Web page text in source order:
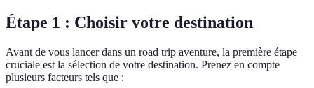
Étape 1 : Choisir votre destination
Avant de vous lancer dans un road trip aventure, la première étape
cruciale est la sélection de votre destination. Prenez en compte
plusieurs facteurs tels que :